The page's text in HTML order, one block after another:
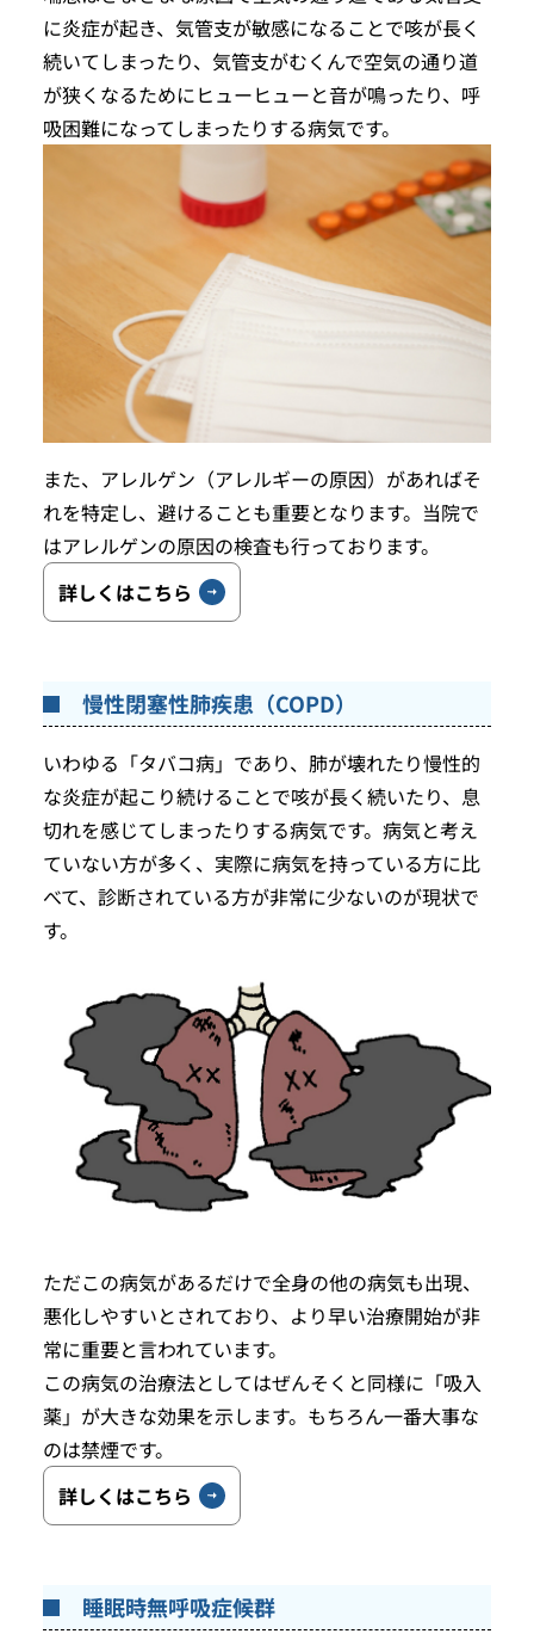
に炎症が起き、気管支が敏感になることで咳が長く
続いてしまったり、気管支がむくんで空気の通り道
が狭くなるためにヒューヒューと音が鳴ったり、呼
吸困難になってしまったりする病気です。
また、アレルゲン（アレルギーの原因）があればそ
れを特定し、避けることも重要となります。当院で
はアレルゲンの原因の検査も行っております。
詳しくはこちら
慢性閉塞性肺疾患（COPD）
いわゆる「タバコ病」であり、肺が壊れたり慢性的
な炎症が起こり続けることで咳が長く続いたり、息
切れを感じてしまったりする病気です。病気と考え
ていない方が多く、実際に病気を持っている方に比
べて、診断されている方が非常に少ないのが現状で
す。
ただこの病気があるだけで全身の他の病気も出現、
悪化しやすいとされており、より早い治療開始が非
常に重要と言われています。
この病気の治療法としてはぜんそくと同様に「吸入
薬」が大きな効果を示します。もちろん一番大事な
のは禁煙です。
詳しくはこちら
睡眠時無呼吸症候群